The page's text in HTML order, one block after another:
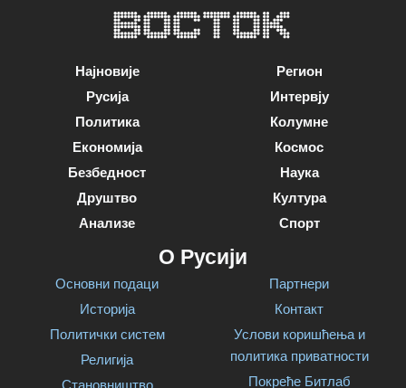
Најновије
Русија
Политика
Економија
Безбедност
Друштво
Анализе
Регион
Интервју
Колумне
Космос
Наука
Култура
Спорт
О Русији
Основни подаци
Историја
Политички систем
Религија
Партнери
Контакт
Услови коришћења и
политика приватности
Покреће Битлаб